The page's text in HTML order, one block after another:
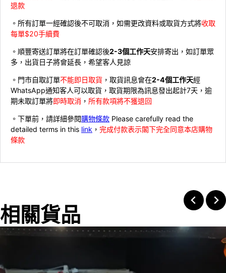
退款
。所有訂單一經確認後不可取消，如需更改資料或取貨方式將收取
每單$20手續費
。順豐寄送訂單將在訂單確認後2-3個工作天安排寄出，如訂單眾
多，出貨日子將會延長，希望客人見諒
。門市自取訂單不能即日取貨 ，取貨訊息會在2-4個工作天經
WhatsApp通知客人可以取貨，取貨期限為訊息發出起計7天，逾
期未取訂單將即時取消 ， 所有款項將不獲退回
。下單前，請詳細參閱購物條款 Please carefully read the
detailed terms in this link ， 完成付款表示閣下完全同意本店購物
條款
相關貨品